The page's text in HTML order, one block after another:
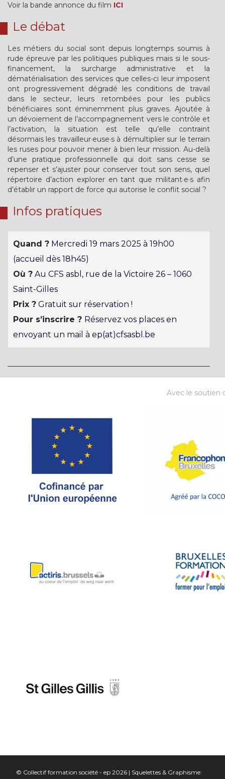
Voir la bande annonce du film ICI
Le débat
Les métiers du social sont depuis longtemps soumis à
rude épreuve par les politiques publiques mais si le sous-
financement, la surcharge administrative et la
dématérialisation des services que celles-ci leur imposent
ont progressivement dégradé les conditions de travail
dans le secteur, leurs retombées pour les publics
bénéficiaires sont éminemment plus graves. Ajoutée à
un dévoiement de l’accompagnement vers le contrôle et
l’activation, la situation est telle qu’elle contraint
désormais les travailleur·euse·s à démultiplier sur le terrain
les ruses pour pouvoir mener à bien leur mission. Au-delà
d’une pratique professionnelle qui doit sans cesse se
repenser et s’ajuster pour conserver tout son sens, quel
répertoire d’action explorer en tant que militant·e·s afin
d’établir un rapport de force qui autorise le conflit social ?
Infos pratiques
Quand ? Mercredi 19 mars 2025 à 19h00
(accueil dès 18h45)
Où ? Au CFS asbl, rue de la Victoire 26 – 1060
Saint-Gilles
Prix ? Gratuit sur réservation !
Pour s’inscrire ? Réservez vos places en
envoyant un mail à ep(at)cfsasbl.be
Avec le soutien
© Collectif formation société - ep 2026 | Squelettes & Graphisme: